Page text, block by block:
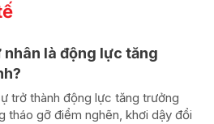
nhân là động lực tăng
trở thành động lực tăng trưởng
tháo gỡ điểm nghẽn, khơi dậy đổi